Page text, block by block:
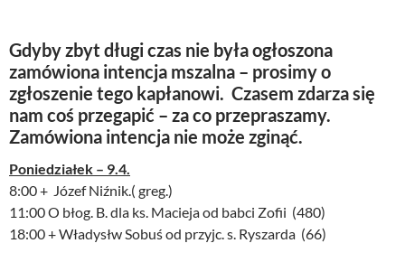
Gdyby zbyt długi czas nie była ogłoszona
zamówiona intencja mszalna – prosimy o
zgłoszenie tego kapłanowi. Czasem zdarza się
nam coś przegapić – za co przepraszamy.
Zamówiona intencja nie może zginąć.
Poniedziałek – 9.4.
8:00 + Józef Niźnik.( greg.)
11:00 O błog. B. dla ks. Macieja od babci Zofii (480)
18:00 + Władysłw Sobuś od przyjc. s. Ryszarda (66)